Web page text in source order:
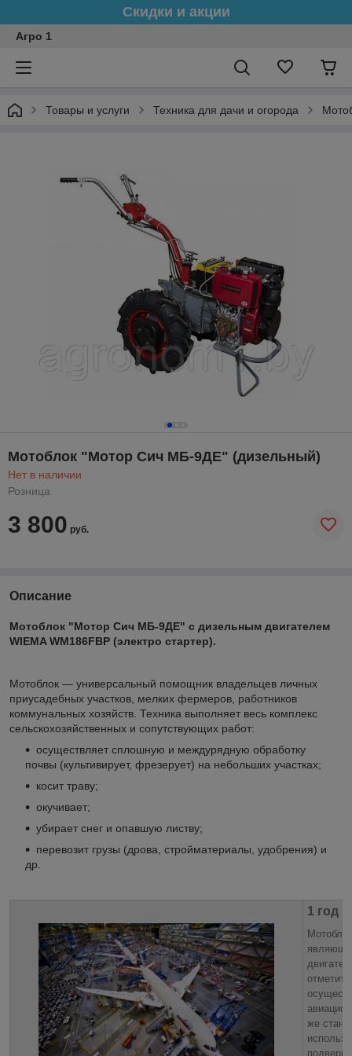
Скидки и акции
Агро 1
Товары и услуги Техника для дачи и огорода
Мотоблок "Мотор Сич МБ-9ДЕ" (дизельный)
Нет в наличии
Розница
3 800 руб.
Описание
Мотоблок "Мотор Сич МБ-9ДЕ" с дизельным двигателем
WIEMA WM186FBP (электро стартер).
Мотоблок — универсальный помощник владельцев личных
приусадебных участков, мелких фермеров, работников
коммунальных хозяйств. Техника выполняет весь комплекс
сельскохозяйственных и сопутствующих работ:
осуществляет сплошную и междурядную обработку
почвы (культивирует, фрезерует) на небольших участках;
косит траву;
окучивает;
убирает снег и опавшую листву;
перевозит грузы (дрова, стройматериалы, удобрения) и
др.
1 год
же